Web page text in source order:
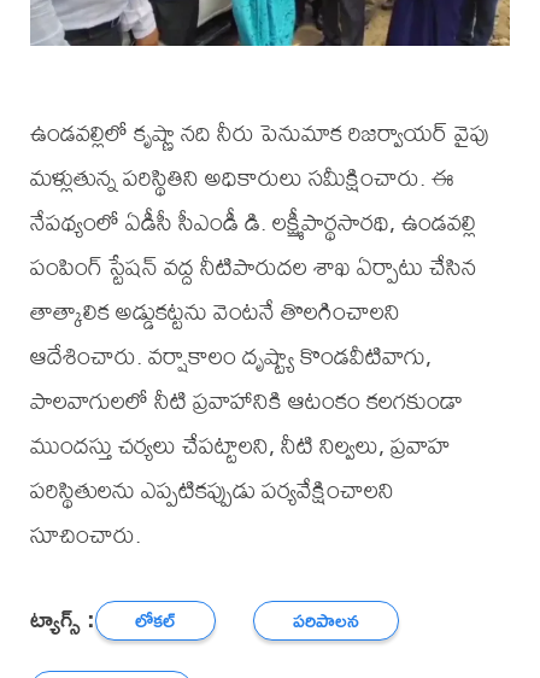
ఉండవల్లిలో కృష్ణా నది నీరు పెనుమాక రిజర్వాయర్ వైపు
మళ్లుతున్న పరిస్థితిని అధికారులు సమీక్షించారు. ఈ
నేపథ్యంలో ఏడీసీ సీఎండీ డి. లక్ష్మీపార్థసారథి, ఉండవల్లి
పంపింగ్ స్టేషన్ వద్ద నీటిపారుదల శాఖ ఏర్పాటు చేసిన
తాత్కాలిక అడ్డుకట్టను వెంటనే తొలగించాలని
ఆదేశించారు. వర్షాకాలం దృష్ట్యా కొండవీటివాగు,
పాలవాగులలో నీటి ప్రవాహానికి ఆటంకం కలగకుండా
ముందస్తు చర్యలు చేపట్టాలని, నీటి నిల్వలు, ప్రవాహ
పరిస్థితులను ఎప్పటికప్పుడు పర్యవేక్షించాలని
సూచించారు.
ట్యాగ్స్ : లోకల్
పరిపాలన